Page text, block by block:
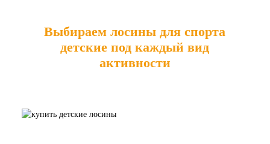
Выбираем лосины для спорта
детские под каждый вид
активности